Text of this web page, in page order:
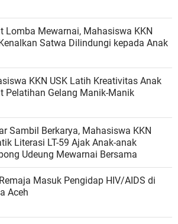
Lomba Mewarnai, Mahasiswa KKN
Satwa Dilindungi kepada Anak
KKN USK Latih Kreativitas Anak
Pelatihan Gelang Manik-Manik
Sambil Berkarya, Mahasiswa KKN
Literasi LT-59 Ajak Anak-anak
Udeung Mewarnai Bersama
Masuk Pengidap HIV/AIDS di
Aceh